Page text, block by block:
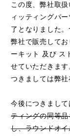
この度、弊社取
ィッティングパ
了となりました
弊社で販売してお
ーキット 及び ス
せていただきま
つきましては弊社
今後につきまして
ティングの同等
し、ラウンドオ